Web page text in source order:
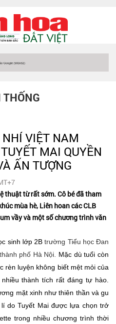
THỐNG
VIỆT NAM
MAI QUYỀN
ẤN TƯỢNG
thuật từ rất sớm. Cô bé đã tham
mùa hè, Liên hoan các CLB
vầy và một số chương trình văn
sinh lớp 2Btrường Tiểu học Đan
thành phố Hà Nội.
Mặc dù tuổi còn
rèn luyện không biết mệt mỏi của
thành tích rất đáng tự hào.
mặt xinh như thiên thần và gu
do Tuyết Mai được lựa chọn trở
trong nhiều chương trình thời